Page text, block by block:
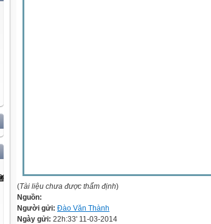
(Tài liệu chưa được thẩm định)
Nguồn:
Người gửi: Đào Văn Thành
Ngày gửi: 22h:33' 11-03-2014